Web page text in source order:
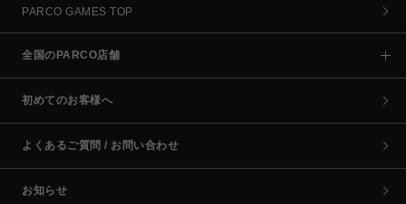
PARCO GAMES TOP
全国のPARCO店舗
初めてのお客様へ
よくあるご質問 / お問い合わせ
お知らせ